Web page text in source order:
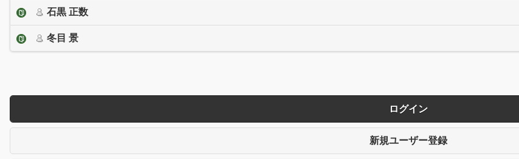
石黒 正数
冬目 景
ログイン
新規ユーザー登録